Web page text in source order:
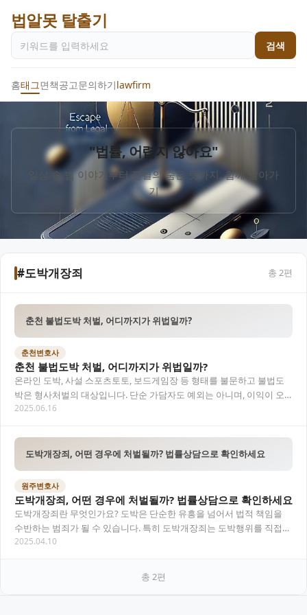
법알못 탈출기
검색
홈태그면책공고문의하기lawfirm
"법률, 어렵지 않아요"
일상 속 법 이야기부터 판결의 숨은 뜻까지, 함께 알아가
기
#도박개장죄 총 2편
춘천 불법도박 처벌, 어디까지가 위법일까?
춘천변호사
춘천 불법도박 처벌, 어디까지가 위법일까?
온라인 도박, 사설 스포츠토토, 보드게임장 등 형태를 불문하고 불법도
박은 형사처벌의 대상입니다. 단순 가담자도 예외는 아니며, 이익이 오
갔거나 상습성이 있다면 처벌 수위는 더 높아…
2025.06.16
도박개장죄, 어떤 경우에 처벌될까? 법률상담으로 확인하세요
원주변호사
도박개장죄, 어떤 경우에 처벌될까? 법률상담으로 확인하세요
도박개장죄란 무엇인가요? 도박은 단순한 유흥을 넘어서 법적 책임을
수반하는 범죄가 될 수 있습니다. 특히 도박개장죄는 도박행위를 직접
하는 것을 넘어, 타인이 도박을 할 수 있도록…
2025.04.10
총 2편